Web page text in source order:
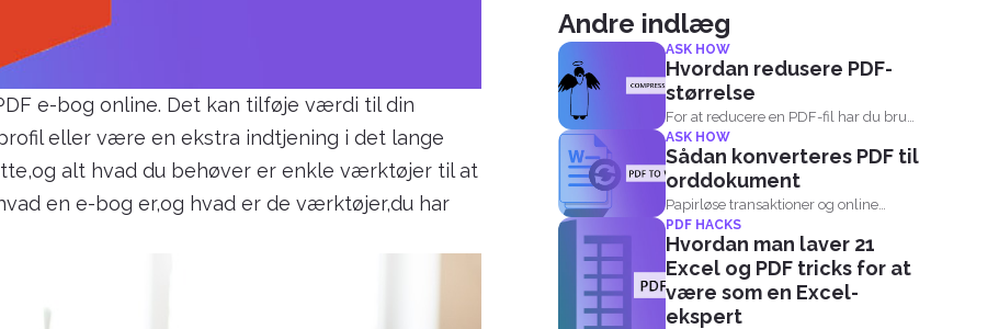
e-bog online. Det kan tilføje værdi til din
eller være en ekstra indtjening i det lange
alt hvad du behøver er enkle værktøjer til at
en e-bog er,og hvad er de værktøjer,du har
Andre indlæg
ASK HOW
Hvordan redusere PDF-
størrelse
For at reducere en PDF-fil har du brug
for en...
ASK HOW
Sådan konverteres PDF til
orddokument
Papirløse transaktioner og online
dokumenter har helt sikkert gjort...
PDF HACKS
Hvordan man laver 21
Excel og PDF tricks for at
være som en Excel-
ekspert